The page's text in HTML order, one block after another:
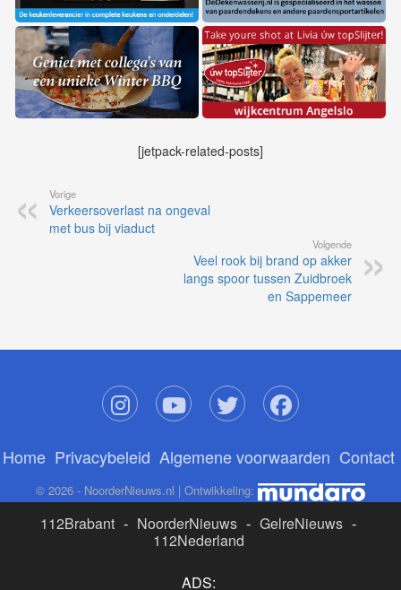
[jetpack-related-posts]
Vorige
Verkeersoverlast na ongeval
met bus bij viaduct
Volgende
Veel rook bij brand op akker
langs spoor tussen Zuidbroek
en Sappemeer
Home Privacybeleid Algemene voorwaarden Contact
© 2026 - NoorderNieuws.nl | Ontwikkeling:
112Brabant - NoorderNieuws - GelreNieuws -
112Nederland
ADS: